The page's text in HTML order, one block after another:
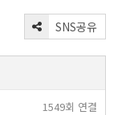
SNS공유
1549회 연결